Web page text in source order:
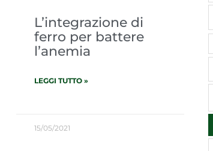
L’integrazione di
ferro per battere
l’anemia
LEGGI TUTTO »
15/05/2021